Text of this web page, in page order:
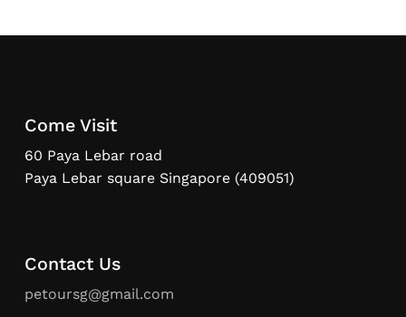
Come Visit
60 Paya Lebar road
Paya Lebar square Singapore (409051)
Contact Us
petoursg@gmail.com